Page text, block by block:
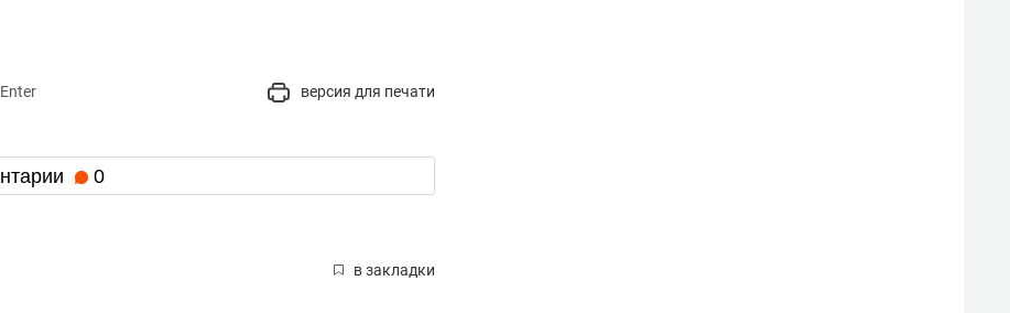
версия для печати
0
в закладки